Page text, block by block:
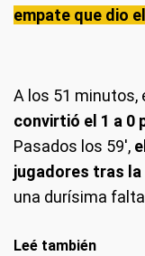
Neymar
Messi volvió a la acción
con el
empate que dio
A los 51 minutos,
convirtió el 1 a 0
Pasados los 59',
jugadores tras
una durísima
Leé también